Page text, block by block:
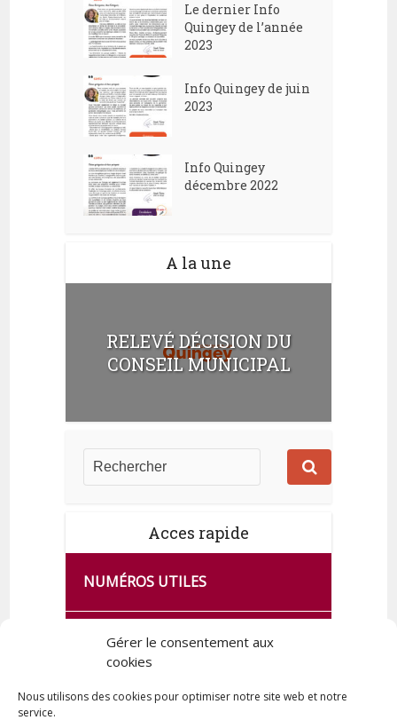
Gérer le consentement aux
cookies
Nous utilisons des cookies pour optimiser notre site web et notre
service.
Le dernier Info
Quingey de l’année
2023
Info Quingey de juin
2023
Info Quingey
décembre 2022
A la une
RELEVÉ DÉCISION DU
CONSEIL MUNICIPAL
Acces rapide
NUMÉROS UTILES
CA SE PASSE À FRANCE SERVICES
DE QUINGEY